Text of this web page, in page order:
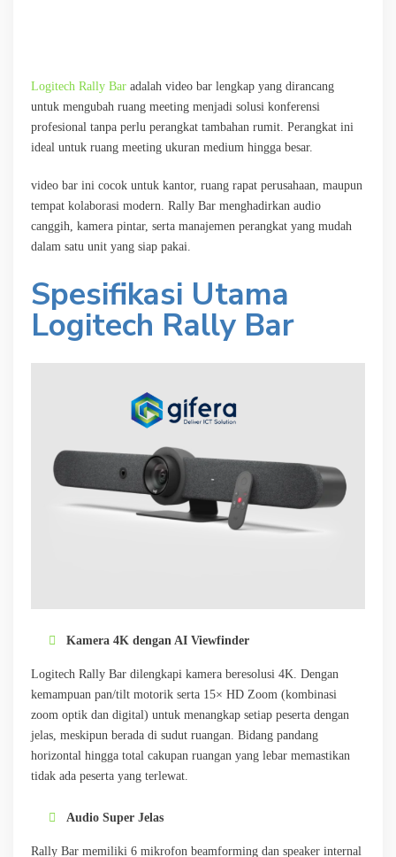
Logitech Rally Bar adalah video bar lengkap yang dirancang
untuk mengubah ruang meeting menjadi solusi konferensi
profesional tanpa perlu perangkat tambahan rumit. Perangkat ini
ideal untuk ruang meeting ukuran medium hingga besar.
video bar ini cocok untuk kantor, ruang rapat perusahaan, maupun
tempat kolaborasi modern. Rally Bar menghadirkan audio
canggih, kamera pintar, serta manajemen perangkat yang mudah
dalam satu unit yang siap pakai.
Spesifikasi Utama
Logitech Rally Bar
Kamera 4K dengan AI Viewfinder
Logitech Rally Bar dilengkapi kamera beresolusi 4K. Dengan
kemampuan pan/tilt motorik serta 15× HD Zoom (kombinasi
zoom optik dan digital) untuk menangkap setiap peserta dengan
jelas, meskipun berada di sudut ruangan. Bidang pandang
horizontal hingga total cakupan ruangan yang lebar memastikan
tidak ada peserta yang terlewat.
Audio Super Jelas
Rally Bar memiliki 6 mikrofon beamforming dan speaker internal